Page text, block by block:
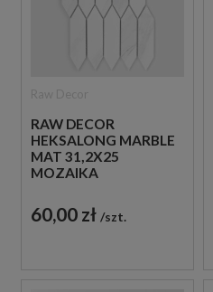
RAW DECOR
HEKSALONG MARBLE
MAT 31,2X25
MOZAIKA
60,00 zł szt.